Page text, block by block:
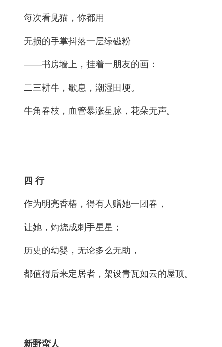
每次看见猫，你都用
无损的手掌抖落一层绿磁粉
——书房墙上，挂着一朋友的画：
二三耕牛，歇息，潮湿田埂。
牛角春枝，血管暴涨星脉，花朵无声。
四 行
作为明亮香椿，得有人赠她一团春，
让她，灼烧成刺手星星；
历史的幼婴，无论多么无助，
都值得后来定居者，架设青瓦如云的屋顶。
新野蛮人